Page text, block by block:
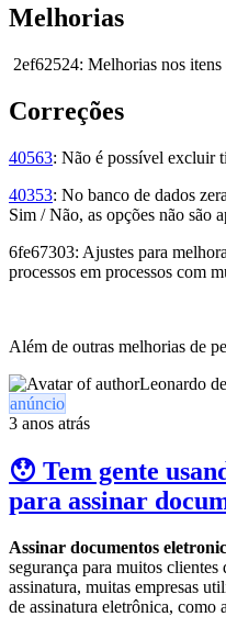
Melhorias
2ef62524: Melhorias nos
Correções
40563: Não é possível excluir
40353: No banco de dados
Sim / Não, as opções não são
6fe67303: Ajustes para
processos em processos com
Além de outras melhorias de
Leonardo
anúncio
3 anos atrás
😯 Tem gente
para assinar
Assinar documentos
segurança para muitos clientes
assinatura, muitas empresas
de assinatura eletrônica, como a